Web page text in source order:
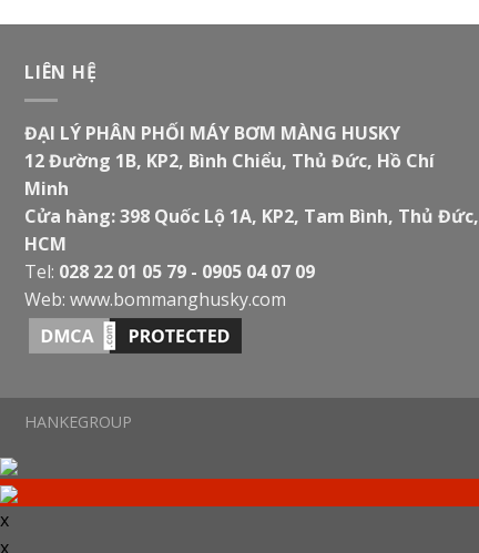
LIÊN HỆ
ĐẠI LÝ PHÂN PHỐI MÁY BƠM MÀNG HUSKY
12 Đường 1B, KP2, Bình Chiểu, Thủ Đức, Hồ Chí
Minh
Cửa hàng: 398 Quốc Lộ 1A, KP2, Tam Bình, Thủ Đức,
HCM
Tel: 028 22 01 05 79 - 0905 04 07 09
Web: www.bommanghusky.com
HANKEGROUP
x
x